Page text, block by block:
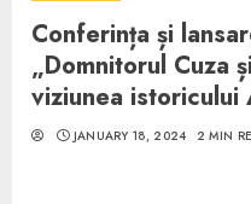
Conferința și
„Domnitorul Cuza
viziunea istoricului
JANUARY 18, 2024 2 MIN